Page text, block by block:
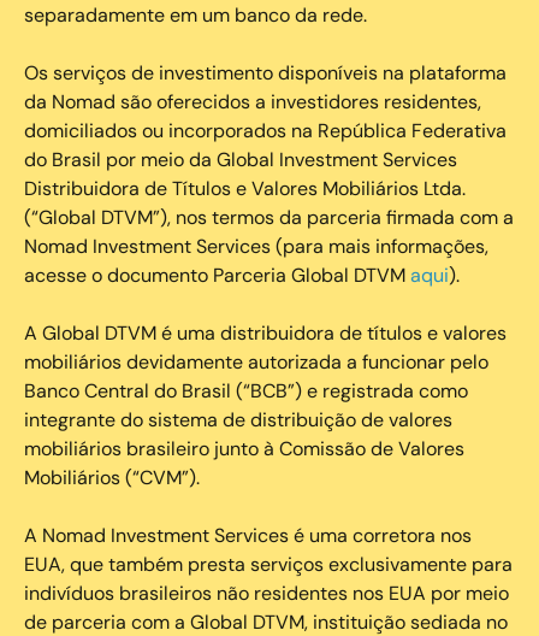
separadamente em um banco da rede.
Os serviços de investimento disponíveis na plataforma
da Nomad são oferecidos a investidores residentes,
domiciliados ou incorporados na República Federativa
do Brasil por meio da Global Investment Services
Distribuidora de Títulos e Valores Mobiliários Ltda.
(“Global DTVM”), nos termos da parceria firmada com a
Nomad Investment Services (para mais informações,
acesse o documento Parceria Global DTVMaqui).
A Global DTVM é uma distribuidora de títulos e valores
mobiliários devidamente autorizada a funcionar pelo
Banco Central do Brasil (“BCB”) e registrada como
integrante do sistema de distribuição de valores
mobiliários brasileiro junto à Comissão de Valores
Mobiliários (“CVM”).
‍A Nomad Investment Services é uma corretora nos
EUA, que também presta serviços exclusivamente para
indivíduos brasileiros não residentes nos EUA por meio
de parceria com a Global DTVM, instituição sediada no